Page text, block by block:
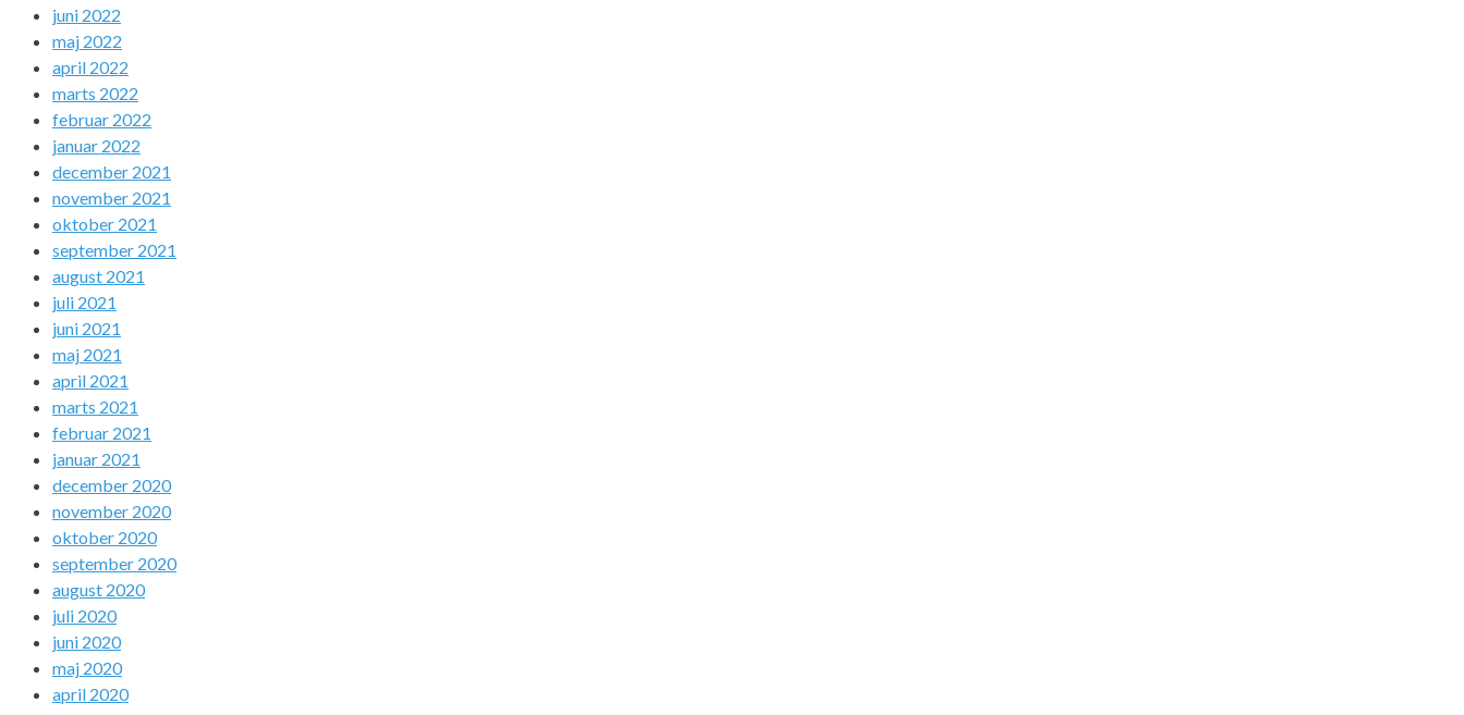
juni 2022
maj 2022
april 2022
marts 2022
februar 2022
januar 2022
december 2021
november 2021
oktober 2021
september 2021
august 2021
juli 2021
juni 2021
maj 2021
april 2021
marts 2021
februar 2021
januar 2021
december 2020
november 2020
oktober 2020
september 2020
august 2020
juli 2020
juni 2020
maj 2020
april 2020